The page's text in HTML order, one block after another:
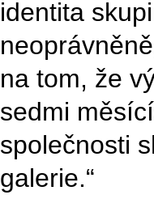
identita
na tom, že
sedmi
společnosti
galerie.“